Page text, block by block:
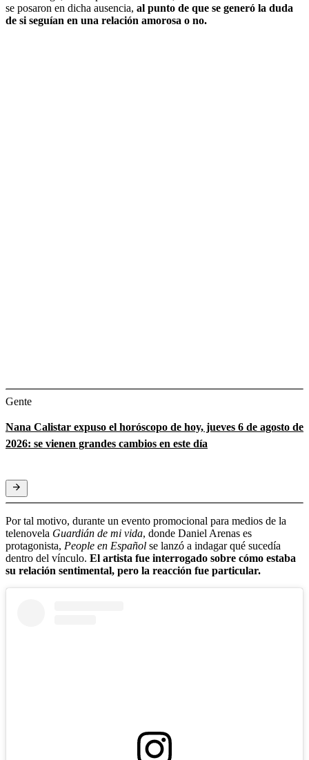
se posaron en dicha ausencia, al punto de que se generó la duda
de si seguían en una relación amorosa o no.
Gente
Nana Calistar expuso el horóscopo de hoy, jueves 6 de agosto de
2026: se vienen grandes cambios en este día
Por tal motivo, durante un evento promocional para medios de la
telenovela Guardián de mi vida, donde Daniel Arenas es
protagonista, People en Español se lanzó a indagar qué sucedía
dentro del vínculo. El artista fue interrogado sobre cómo estaba
su relación sentimental, pero la reacción fue particular.